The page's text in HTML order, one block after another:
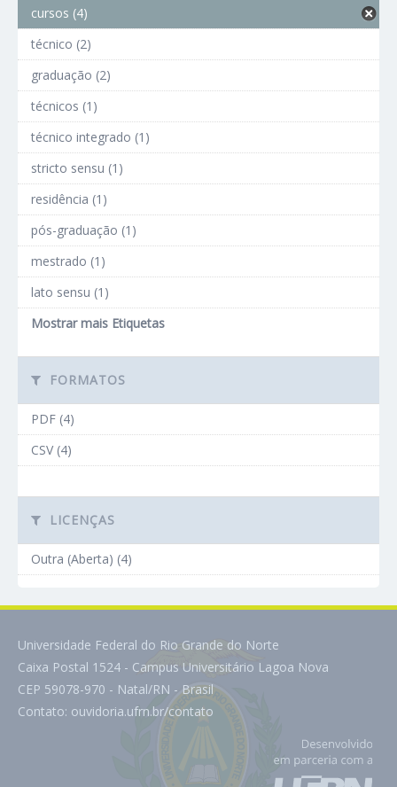
cursos (4)
técnico (2)
graduação (2)
técnicos (1)
técnico integrado (1)
stricto sensu (1)
residência (1)
pós-graduação (1)
mestrado (1)
lato sensu (1)
Mostrar mais Etiquetas
FORMATOS
PDF (4)
CSV (4)
LICENÇAS
Outra (Aberta) (4)
Universidade Federal do Rio Grande do Norte
Caixa Postal 1524 - Campus Universitário Lagoa Nova
CEP 59078-970 - Natal/RN - Brasil
Contato: ouvidoria.ufrn.br/contato